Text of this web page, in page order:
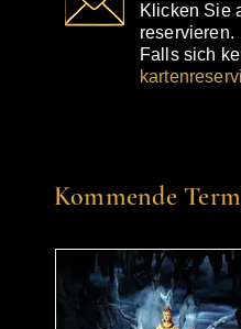
Klicken Sie
reservieren.
Falls sich
Kommende